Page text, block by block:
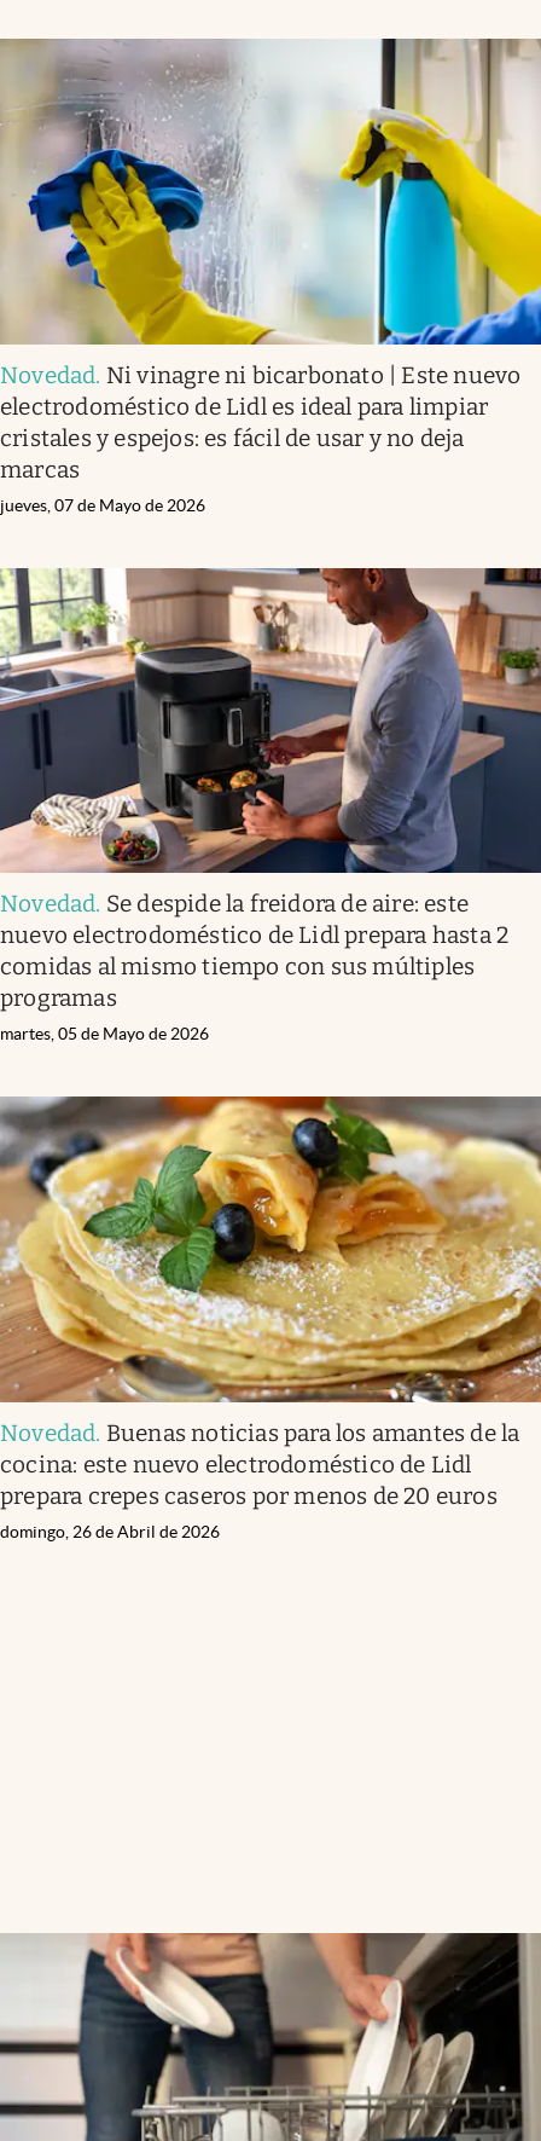
Novedad. Ni vinagre ni bicarbonato | Este nuevo
electrodoméstico de Lidl es ideal para limpiar
cristales y espejos: es fácil de usar y no deja
marcas
jueves, 07 de Mayo de 2026
Novedad. Se despide la freidora de aire: este
nuevo electrodoméstico de Lidl prepara hasta 2
comidas al mismo tiempo con sus múltiples
programas
martes, 05 de Mayo de 2026
Novedad. Buenas noticias para los amantes de la
cocina: este nuevo electrodoméstico de Lidl
prepara crepes caseros por menos de 20 euros
domingo, 26 de Abril de 2026